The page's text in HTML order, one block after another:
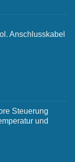
Anschlusskabel
Steuerung
und